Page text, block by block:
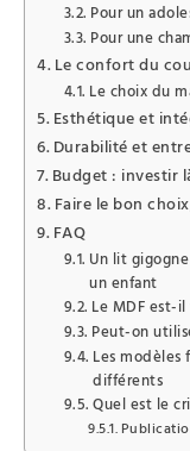
Pour un
Pour une
Le confort du
Le choix du
Esthétique et
Durabilité et
Budget : investir
Faire le bon
FAQ
Un lit
un enfant
Le MDF est-
Peut-on
Les modèles
différents
Quel est le